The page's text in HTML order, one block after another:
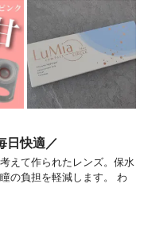
日快適／
えて作られたレンズ。保水
の負担を軽減します。 わ